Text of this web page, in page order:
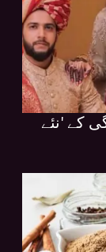
کے 'نئے